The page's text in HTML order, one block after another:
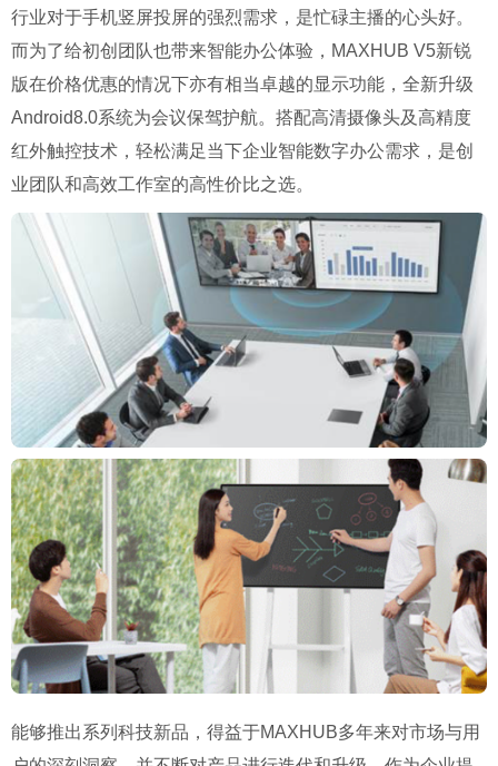
行业对于手机竖屏投屏的强烈需求，是忙碌主播的心头好。
而为了给初创团队也带来智能办公体验，MAXHUB V5新锐
版在价格优惠的情况下亦有相当卓越的显示功能，全新升级
Android8.0系统为会议保驾护航。搭配高清摄像头及高精度
红外触控技术，轻松满足当下企业智能数字办公需求，是创
业团队和高效工作室的高性价比之选。
能够推出系列科技新品，得益于MAXHUB多年来对市场与用